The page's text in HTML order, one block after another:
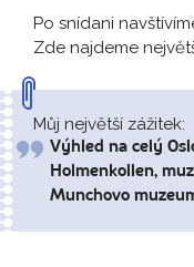
Po snídani
Zde najdeme
Můj největší zážitek:
Výhled na celý
Holmenkollen,
Munchovo